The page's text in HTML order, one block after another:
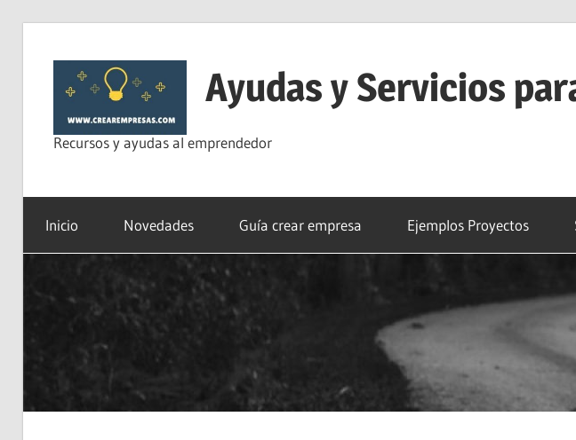
contenido
Ayudas y Servicios
Recursos y ayudas al emprendedor
Inicio Novedades Guía crear empresa Ejemplos Proyectos